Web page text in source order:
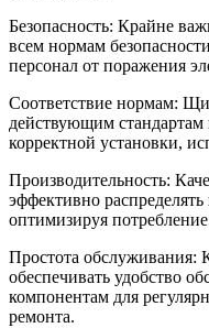
Безопасность: Крайне
всем нормам
персонал от поражения
Соответствие нормам:
действующим стандартам
корректной установки,
Производительность:
эффективно
оптимизируя
Простота обслуживания:
обеспечивать удобство
компонентам для
ремонта.